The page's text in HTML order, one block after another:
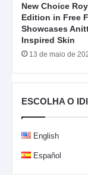
New Choice
Edition in Free
Showcases
Inspired Skin
13 de maio de
ESCOLHA O
English
Español